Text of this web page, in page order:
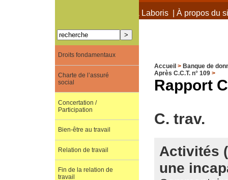
À propos de Terra Laboris| À propos du
Accueil > Banque de
Après C.C.T. n° 109>
Rapport
C. trav.
Activités
une
Droits fondamentaux
Charte de l’assuré
social
Concertation /
Participation
Bien-être au travail
Relation de travail
Fin de la relation de
travail